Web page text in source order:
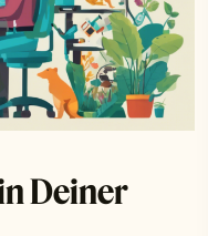
Deiner